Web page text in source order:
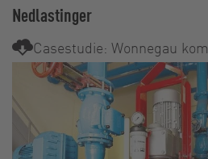
Nedlastinger
Casestudie: Wonnegau